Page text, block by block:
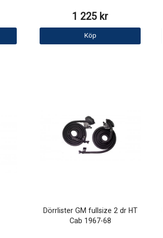
1 225 kr
Köp
Dörrlister GM fullsize 2 dr HT
Cab 1967-68